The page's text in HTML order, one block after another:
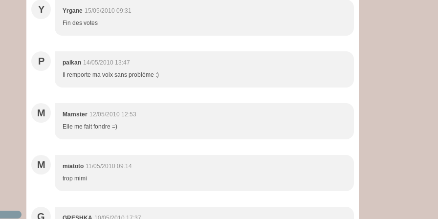
Y Yrgane 15/05/2010 09:31
Fin des votes
P paikan 14/05/2010 13:47
Il remporte ma voix sans problème :)
M Mamster 12/05/2010 12:53
Elle me fait fondre =)
M miatoto 11/05/2010 09:14
trop mimi
G